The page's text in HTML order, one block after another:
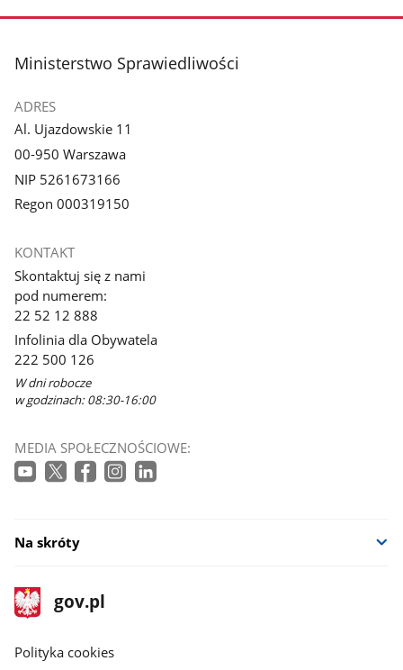
stopka
Ministerstwo Sprawiedliwości
ADRES
Al. Ujazdowskie 11
00-950 Warszawa
NIP 5261673166
Regon 000319150
KONTAKT
Skontaktuj się z nami
pod numerem:
22 52 12 888
Infolinia dla Obywatela
222 500 126
W dni robocze
w godzinach: 08:30-16:00
MEDIA SPOŁECZNOŚCIOWE:
Na skróty
stopka
gov.pl
Strona
gov.pl
gov.pl
Polityka cookies